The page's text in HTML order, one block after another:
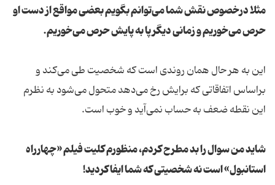
مثلا درخصوص نقش شما می‌توانم بگویم بعضی مواقع از دست او
حرص می‌خوریم و زمانی دیگر پا به پایش حرص می‌خوریم.
این به هر حال همان روندی است که شخصیت طی می‌کند و
براساس اتفاقاتی که برایش رخ می‌دهد متحول می‌شود به نظرم
این نقطه ضعف به حساب نمی‌آید و خوب است.
شاید من سوال را بد مطرح کردم، منظورم کلیت فیلم «چهارراه
استانبول» است نه شخصیتی که شما ایفا کردید!